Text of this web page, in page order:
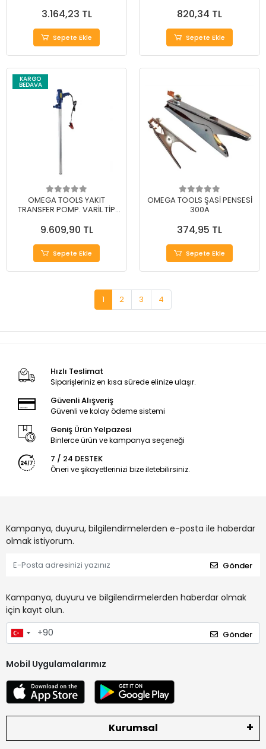
3.164,23 TL
Sepete Ekle
820,34 TL
Sepete Ekle
KARGO
BEDAVA
OMEGA TOOLS YAKIT
TRANSFER POMP. VARİL TİP
9.609,90 TL
Sepete Ekle
OMEGA TOOLS ŞASİ PENSESİ
300A
374,95 TL
Sepete Ekle
1 2 3 4
Hızlı Teslimat
Siparişleriniz en kısa sürede elinize ulaşır.
Güvenli Alışveriş
Güvenli ve kolay ödeme sistemi
Geniş Ürün Yelpazesi
Binlerce ürün ve kampanya seçeneği
7 / 24 DESTEK
Öneri ve şikayetlerinizi bize iletebilirsiniz.
Kampanya, duyuru, bilgilendirmelerden e-posta ile haberdar
olmak istiyorum.
Gönder
Kampanya, duyuru ve bilgilendirmelerden haberdar olmak
için kayıt olun.
Gönder
Mobil Uygulamalarımız
Kurumsal